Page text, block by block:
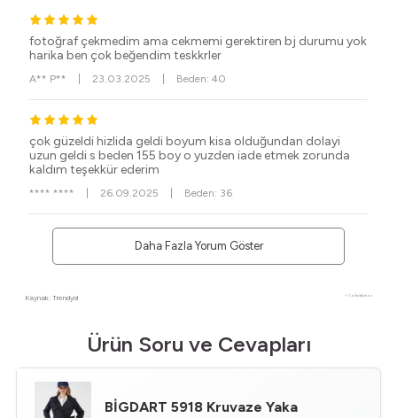
fotoğraf çekmedim ama cekmemi gerektiren bj durumu yok
harika ben çok beğendim teskkrler
A** P** 23.03.2025 Beden: 40
çok güzeldi hizlida geldi boyum kisa olduğundan dolayi
uzun geldi s beden 155 boy o yuzden iade etmek zorunda
kaldım teşekkür ederim
**** **** 26.09.2025 Beden: 36
Daha Fazla Yorum Göster
Kaynak: Trendyol ⚡ CollectAction
Ürün Soru ve Cevapları
BİGDART 5918 Kruvaze Yaka